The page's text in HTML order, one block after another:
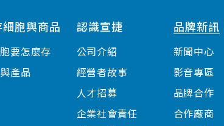
細胞與商品
要怎麼存
產品
認識宣捷
公司介紹
經營者故事
人才招募
企業社會責任
品牌新訊
新聞中心
影音專區
品牌合作
合作廠商